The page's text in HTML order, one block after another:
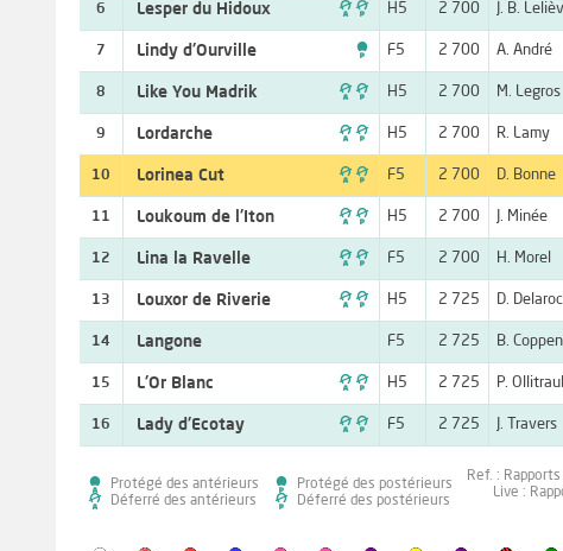
6 Lesper du Hidoux  H5 2 700 J. B.
7 Lindy d'Ourville  F5 2 700 A. André
8 Like You Madrik  H5 2 700 M. Legros
9 Lordarche  H5 2 700 R. Lamy
10 Lorinea Cut  F5 2 700 D. Bonne
11 Loukoum de l'Iton  H5 2 700 J. Minée
12 Lina la Ravelle  F5 2 700 H. Morel
13 Louxor de Riverie  H5 2 725 D.
14 Langone F5 2 725 B.
15 L'Or Blanc  H5 2 725 P.
16 Lady d'Ecotay  F5 2 725 J. Travers
Protégé des antérieurs
Déferré des antérieurs
Protégé des postérieurs
Déferré des postérieurs
Ref. :
Live :